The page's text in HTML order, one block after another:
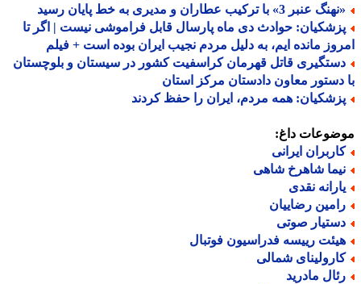
عنبر 3» با ترکیب عطاران و مدیری به خط پایان رسید
حوادث دی ماه پارسال قابل فراموشی نیست | اگر تا
مانده ایم، به دلیل مردم نجیب ایران بوده است + فیلم
قاتل قهرمان کراسفیت کشور در سیستان و بلوچستان
دستور معاون دادستان مرکز استان
همه مردم، ایران را حفظ کردند
داغ:
ایرانی
شاهرخ شاهی
نقدی
رضاییان
صوتی
رییسه فدراسیون فوتبال
شمالی
مادرید